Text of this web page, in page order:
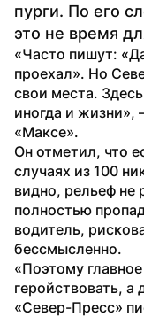
пурги. По его
это не время
«Часто пишут:
проехал». Но
свои места.
иногда и жизни»,
«Максе».
Он отметил, что
случаях из 100
видно, рельеф не
полностью
водитель,
бессмысленно.
«Поэтому
геройствовать, а
«Север-Пресс»